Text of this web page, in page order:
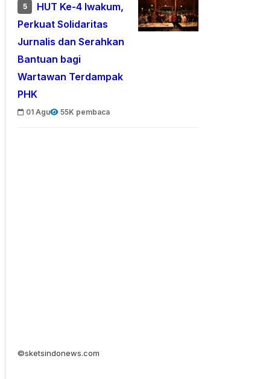
5
HUT Ke-4 Iwakum,
Perkuat Solidaritas
Jurnalis dan Serahkan
Bantuan bagi
Wartawan Terdampak
PHK
01 Agu 55K pembaca
©sketsindonews.com